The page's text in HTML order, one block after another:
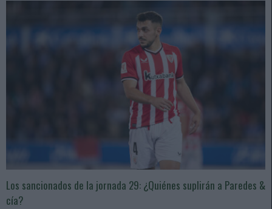
Los sancionados de la jornada 29: ¿Quiénes suplirán a Paredes &
cía?